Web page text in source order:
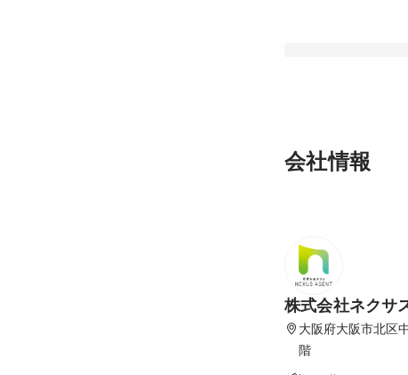
独立起業家が、一社
んだ理由。経営企画
会社情報
株式会社ネクサ
大阪府大阪市北区
階